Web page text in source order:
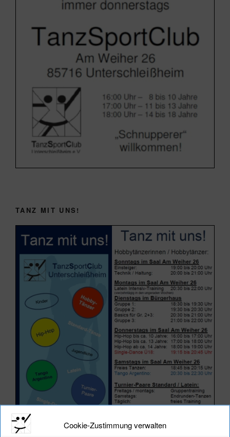
Cookie-Zustimmung verwalten
TANZ MIT UNS!